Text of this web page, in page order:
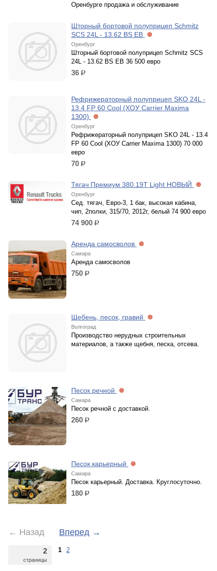
Оренбурге продажа и обслуживание
Шторный бортовой полуприцеп Schmitz
SCS 24L - 13.62 BS EB
Оренбург
Шторный бортовой полуприцеп Schmitz SCS
24L - 13.62 BS EB 36 500 евро
36 р.
Рефрижераторный полуприцеп SKO 24L -
13.4 FP 60 Cool (ХОУ Carrier Maxima
1300)
Оренбург
Рефрижераторный полуприцеп SKO 24L - 13.4
FP 60 Cool (ХОУ Carrier Maxima 1300) 70 000
евро
70 р.
Тягач Премиум 380.19Т Light НОВЫЙ
Оренбург
Сед. тягач, Евро-3, 1 бак, высокая кабина,
чип, 2полки, 315/70, 2012г, белый 74 900 евро
74 900 р.
Аренда самосволов
Самара
Аренда самосволов
750 р.
Щебень, песок, гравий
Волгоград
Производство нерудных строительных
материалов, а также щебня, песка, отсева.
Песок речной
Самара
Песок речной с доставкой.
260 р.
Песок карьерный
Самара
Песок карьерный. Доставка. Круглосуточно.
180 р.
← Назад Вперед →
2
страницы
1 2